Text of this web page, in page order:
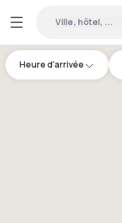
Ville, hôtel, ...
Heure d'arrivée